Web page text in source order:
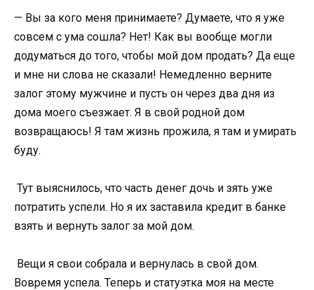
— Вы за кого меня принимаете? Думаете, что я уже
совсем с ума сошла? Нет! Как вы вообще могли
додуматься до того, чтобы мой дом продать? Да еще
и мне ни слова не сказали! Немедленно верните
залог этому мужчине и пусть он через два дня из
дома моего съезжает. Я в свой родной дом
возвращаюсь! Я там жизнь прожила, я там и умирать
буду.
Тут выяснилось, что часть денег дочь и зять уже
потратить успели. Но я их заставила кредит в банке
взять и вернуть залог за мой дом.
Вещи я свои собрала и вернулась в свой дом.
Вовремя успела. Теперь и статуэтка моя на месте